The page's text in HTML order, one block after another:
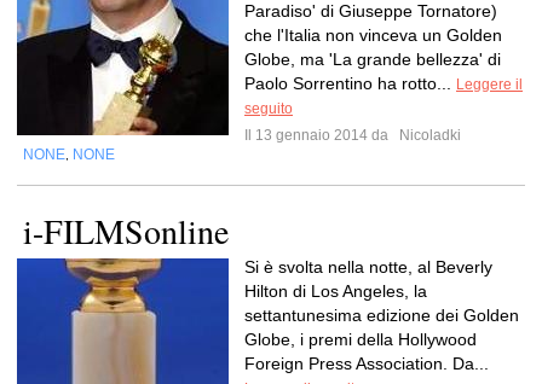
Paradiso' di Giuseppe Tornatore)
che l'Italia non vinceva un Golden
Globe, ma 'La grande bellezza' di
Paolo Sorrentino ha rotto...
Leggere il
seguito
Il 13 gennaio 2014 da
Nicoladki
NONE NONE
i-FILMSonline
Si è svolta nella notte, al Beverly
Hilton di Los Angeles, la
settantunesima edizione dei Golden
Globe, i premi della Hollywood
Foreign Press Association. Da...